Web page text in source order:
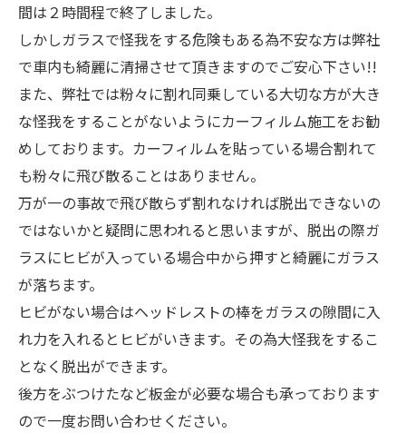
間は２時間程で終了しました。
しかしガラスで怪我をする危険もある為不安な方は弊社
で車内も綺麗に清掃させて頂きますのでご安心下さい!!
また、弊社では粉々に割れ同乗している大切な方が大き
な怪我をすることがないようにカーフィルム施工をお勧
めしております。カーフィルムを貼っている場合割れて
も粉々に飛び散ることはありません。
万が一の事故で飛び散らず割れなければ脱出できないの
ではないかと疑問に思われると思いますが、脱出の際ガ
ラスにヒビが入っている場合中から押すと綺麗にガラス
が落ちます。
ヒビがない場合はヘッドレストの棒をガラスの隙間に入
れ力を入れるとヒビがいきます。その為大怪我をするこ
となく脱出ができます。
後方をぶつけたなど板金が必要な場合も承っております
ので一度お問い合わせください。